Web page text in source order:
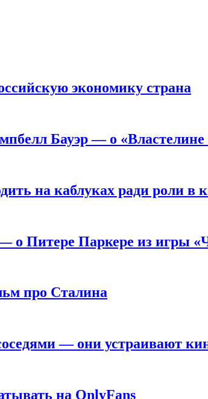
экономику страна
Бауэр — о «Властелине
на каблуках ради роли в
Питере Паркере из игры
про Сталина
— они устраивают
на OnlyFans